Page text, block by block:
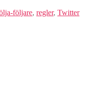
följare, regler, Twitter